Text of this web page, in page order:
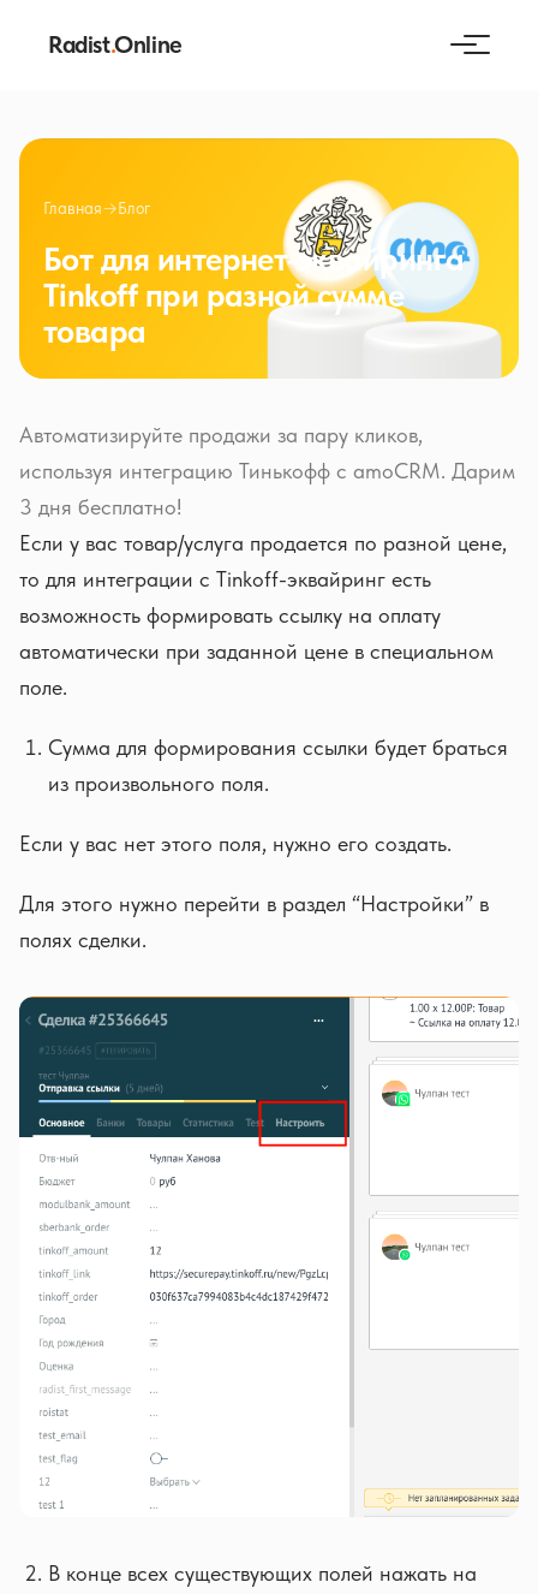
Radist.Online
Главная→Блог
Бот для интернет-эквайринга
Tinkoff при разной сумме
товара
Автоматизируйте продажи за пару кликов,
используя интеграцию Тинькофф с amoCRM. Дарим
3 дня бесплатно!
Если у вас товар/услуга продается по разной цене,
то для интеграции с Tinkoff-эквайринг есть
возможность формировать ссылку на оплату
автоматически при заданной цене в специальном
поле.
Сумма для формирования ссылки будет браться
из произвольного поля.
Если у вас нет этого поля, нужно его создать.
Для этого нужно перейти в раздел “Настройки” в
полях сделки.
В конце всех существующих полей нажать на